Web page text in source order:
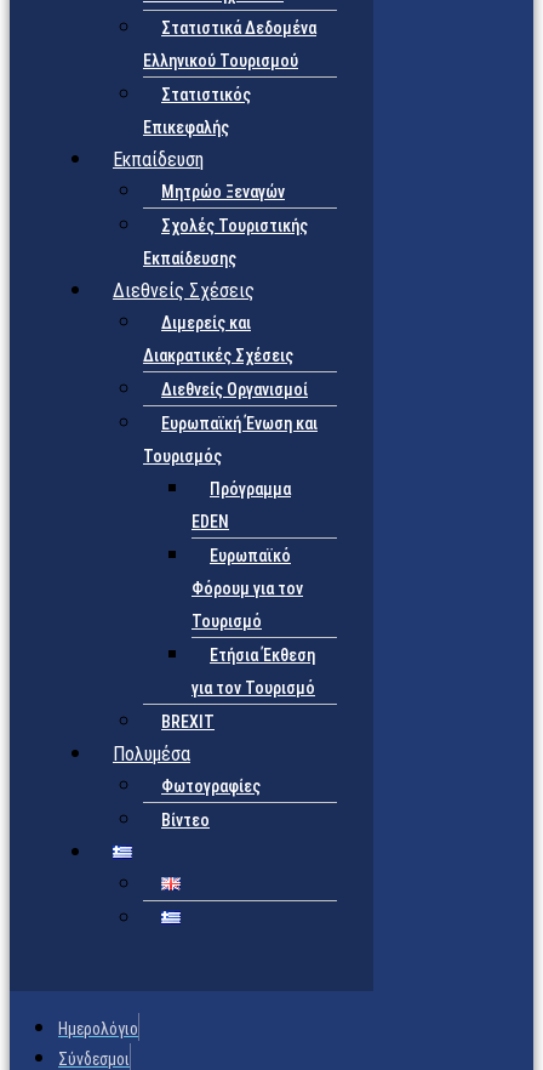
Στατιστικά Δεδομένα
Ελληνικού Τουρισμού
Στατιστικός
Επικεφαλής
Εκπαίδευση
Μητρώο Ξεναγών
Σχολές Τουριστικής
Εκπαίδευσης
Διεθνείς Σχέσεις
Διμερείς και
Διακρατικές Σχέσεις
Διεθνείς Οργανισμοί
Ευρωπαϊκή Ένωση και
Τουρισμός
Πρόγραμμα
EDEN
Ευρωπαϊκό
Φόρουμ για τον
Τουρισμό
Ετήσια Έκθεση
για τον Τουρισμό
BREXIT
Πολυμέσα
Φωτογραφίες
Βίντεο
Ημερολόγιο
Σύνδεσμοι